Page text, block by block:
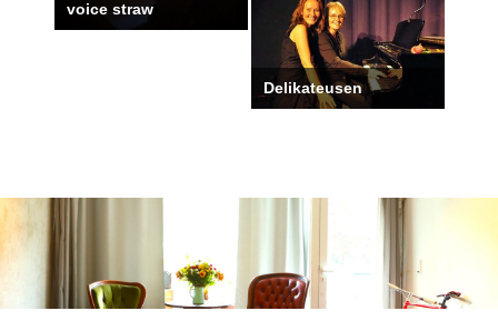
voice straw
Delikateusen